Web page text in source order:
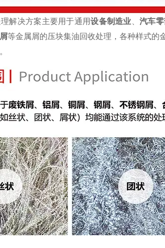
解决方案主要用于通用设备制造业 、汽车
等金属屑的压块集油回收处理，各种样式的